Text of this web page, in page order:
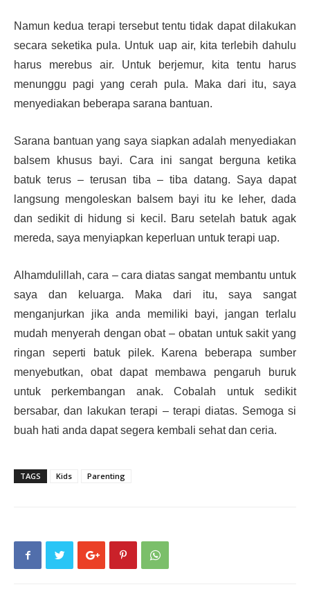
Namun kedua terapi tersebut tentu tidak dapat dilakukan
secara seketika pula. Untuk uap air, kita terlebih dahulu
harus merebus air. Untuk berjemur, kita tentu harus
menunggu pagi yang cerah pula. Maka dari itu, saya
menyediakan beberapa sarana bantuan.
Sarana bantuan yang saya siapkan adalah menyediakan
balsem khusus bayi. Cara ini sangat berguna ketika
batuk terus – terusan tiba – tiba datang. Saya dapat
langsung mengoleskan balsem bayi itu ke leher, dada
dan sedikit di hidung si kecil. Baru setelah batuk agak
mereda, saya menyiapkan keperluan untuk terapi uap.
Alhamdulillah, cara – cara diatas sangat membantu untuk
saya dan keluarga. Maka dari itu, saya sangat
menganjurkan jika anda memiliki bayi, jangan terlalu
mudah menyerah dengan obat – obatan untuk sakit yang
ringan seperti batuk pilek. Karena beberapa sumber
menyebutkan, obat dapat membawa pengaruh buruk
untuk perkembangan anak. Cobalah untuk sedikit
bersabar, dan lakukan terapi – terapi diatas. Semoga si
buah hati anda dapat segera kembali sehat dan ceria.
TAGS Kids Parenting